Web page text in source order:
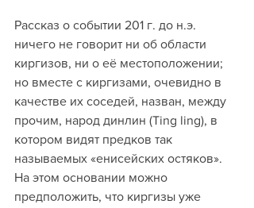
Рассказ о событии 201 г. до н.э.
ничего не говорит ни об области
киргизов, ни о её местоположении;
но вместе с киргизами, очевидно в
качестве их соседей, назван, между
прочим, народ динлин (Ting ling), в
котором видят предков так
называемых «енисейских остяков».
На этом основании можно
предположить, что киргизы уже